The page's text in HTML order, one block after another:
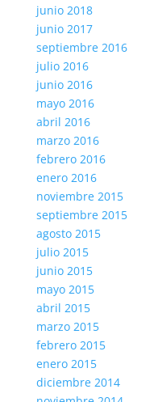
junio 2018
junio 2017
septiembre 2016
julio 2016
junio 2016
mayo 2016
abril 2016
marzo 2016
febrero 2016
enero 2016
noviembre 2015
septiembre 2015
agosto 2015
julio 2015
junio 2015
mayo 2015
abril 2015
marzo 2015
febrero 2015
enero 2015
diciembre 2014